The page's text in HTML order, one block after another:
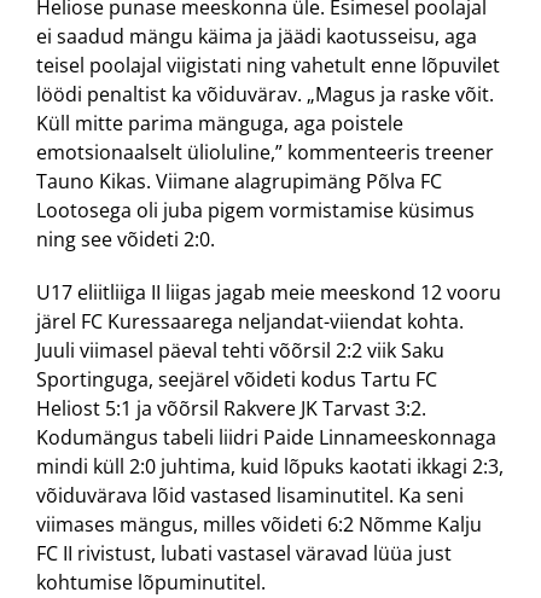
Heliose punase meeskonna üle. Esimesel poolajal
ei saadud mängu käima ja jäädi kaotusseisu, aga
teisel poolajal viigistati ning vahetult enne lõpuvilet
löödi penaltist ka võiduvärav. „Magus ja raske võit.
Küll mitte parima mänguga, aga poistele
emotsionaalselt ülioluline,” kommenteeris treener
Tauno Kikas. Viimane alagrupimäng Põlva FC
Lootosega oli juba pigem vormistamise küsimus
ning see võideti 2:0.
U17 eliitliiga II liigas jagab meie meeskond 12 vooru
järel FC Kuressaarega neljandat-viiendat kohta.
Juuli viimasel päeval tehti võõrsil 2:2 viik Saku
Sportinguga, seejärel võideti kodus Tartu FC
Heliost 5:1 ja võõrsil Rakvere JK Tarvast 3:2.
Kodumängus tabeli liidri Paide Linnameeskonnaga
mindi küll 2:0 juhtima, kuid lõpuks kaotati ikkagi 2:3,
võiduvärava lõid vastased lisaminutitel. Ka seni
viimases mängus, milles võideti 6:2 Nõmme Kalju
FC II rivistust, lubati vastasel väravad lüüa just
kohtumise lõpuminutitel.